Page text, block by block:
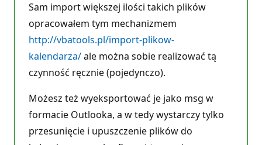
Sam import większej ilości takich plików
opracowałem tym mechanizmem
http://vbatools.pl/import-plikow-
kalendarza/ale można sobie realizować tą
czynność ręcznie (pojedynczo).
Możesz też wyeksportować je jako msg w
formacie Outlooka, a w tedy wystarczy tylko
przesunięcie i upuszczenie plików do